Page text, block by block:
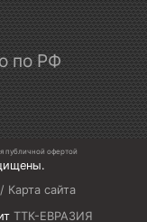
по РФ
публичной офертой
/ Карта сайта
ТТК-ЕВРАЗИЯ